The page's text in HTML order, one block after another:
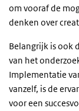
om vooraf de
denken over
Belangrijk is ook
van het
Implementatie
vanzelf, is de
voor een